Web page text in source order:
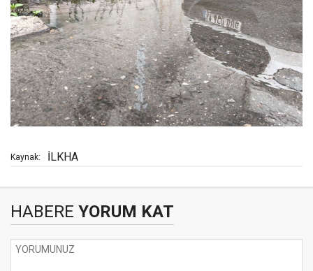
Kaynak: İLKHA
HABERE YORUM KAT